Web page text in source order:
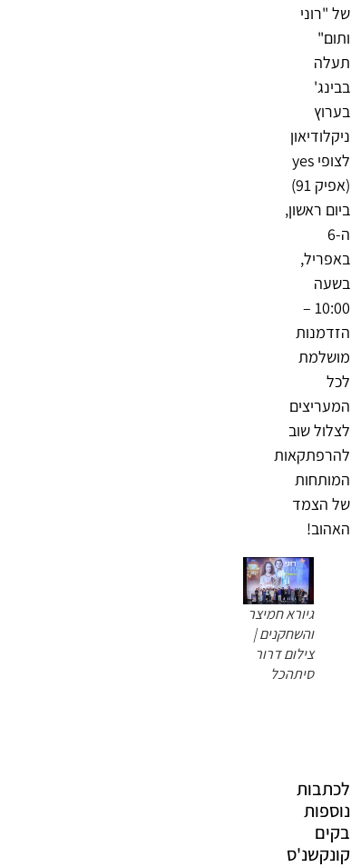
של "רוני
ותום"
תעלה
בבינג'
בערוץ
ניקלודיאון
לצופי yes
(אפיק 91)
ביום ראשון,
ה-6
באפריל,
בשעה
10:00 –
הזדמנות
מושלמת
לכל
המעריצים
לצלול שוב
להרפתקאות
המותחות
של הצמד
האהוב!
גיורא חמיצר
והשחקנים |
צילום דרור
סיתהכל
לכתבות
נוספות
בקים
קונקשנ'ס